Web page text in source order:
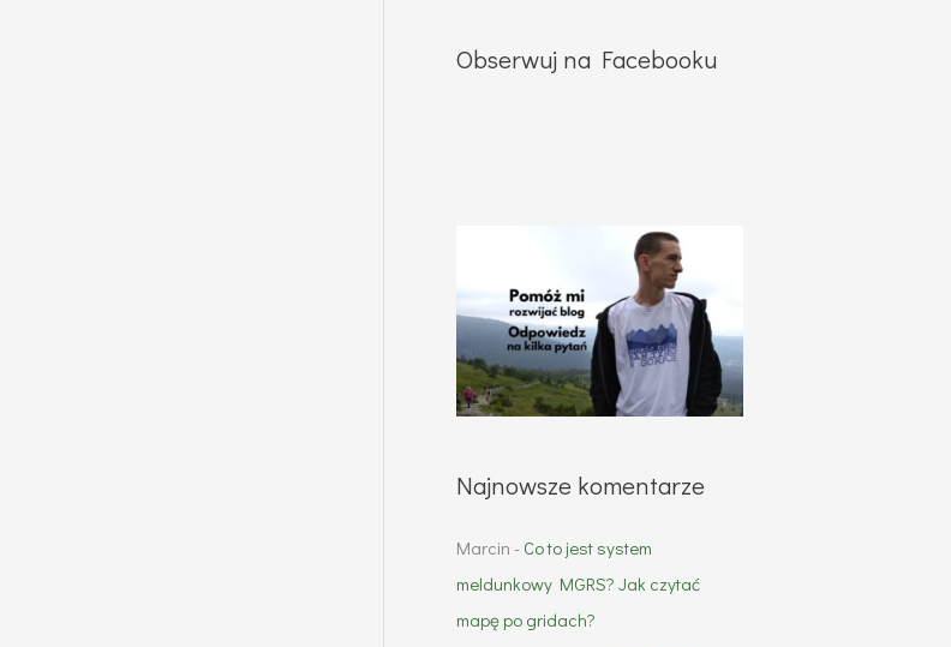
Obserwuj na Facebooku
Najnowsze komentarze
Marcin - Co to jest system
meldunkowy MGRS? Jak czytać
mapę po gridach?